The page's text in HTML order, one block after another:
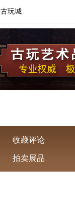
古玩城
收藏评论
拍卖展品